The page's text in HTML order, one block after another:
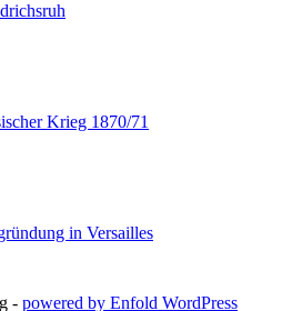
Krieg 1870/71
in Versailles
- powered by Enfold WordPress